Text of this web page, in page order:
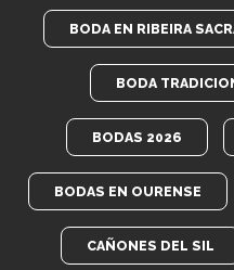
BODA EN RIBEIRA
BODA
BODAS 2026
BODAS EN OURENSE
CAÑONES DEL SIL